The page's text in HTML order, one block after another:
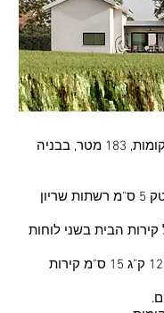
בית פרטי של שתי קומות, 183 מטר, בבניה
· חיפוי חוץ איטונג-טק 5 ס"מ רשתות שריון
קירות הבית בשני לוחות
· בידוד צמר זכוכית 12 ק"ג 15 ס"מ קירות